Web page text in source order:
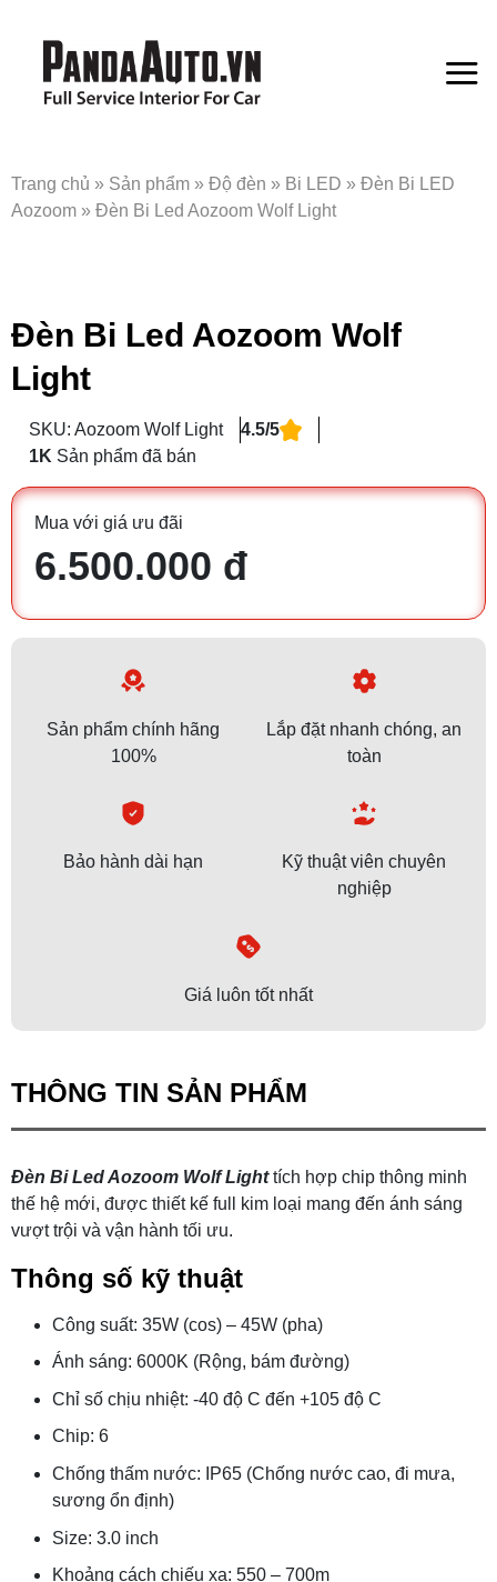
Trang chủ » Sản phẩm » Độ đèn » Bi LED » Đèn Bi LED
Aozoom » Đèn Bi Led Aozoom Wolf Light
Đèn Bi Led Aozoom Wolf
Light
SKU: Aozoom Wolf Light
4.5/5
1K Sản phẩm đã bán
Mua với giá ưu đãi
6.500.000 đ
Sản phẩm chính hãng
100%
Lắp đặt nhanh chóng, an
toàn
Bảo hành dài hạn
Kỹ thuật viên chuyên
nghiệp
Giá luôn tốt nhất
THÔNG TIN SẢN PHẨM
Đèn Bi Led Aozoom Wolf Lighttích hợp chip thông minh
thế hệ mới, được thiết kế full kim loại mang đến ánh sáng
vượt trội và vận hành tối ưu.
Thông số kỹ thuật
Công suất: 35W (cos) – 45W (pha)
Ánh sáng: 6000K (Rộng, bám đường)
Chỉ số chịu nhiệt: -40 độ C đến +105 độ C
Chip: 6
Chống thấm nước: IP65 (Chống nước cao, đi mưa,
sương ổn định)
Size: 3.0 inch
Khoảng cách chiếu xa: 550 – 700m